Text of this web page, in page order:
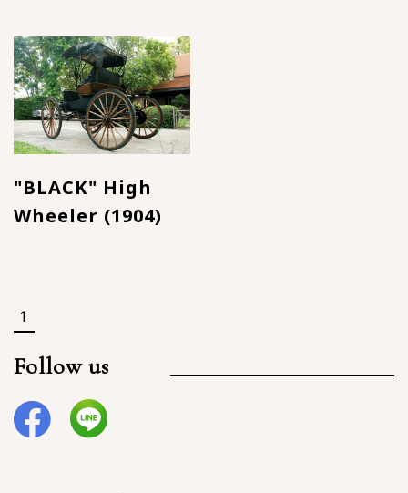
"BLACK" High
Wheeler (1904)
1
Follow us